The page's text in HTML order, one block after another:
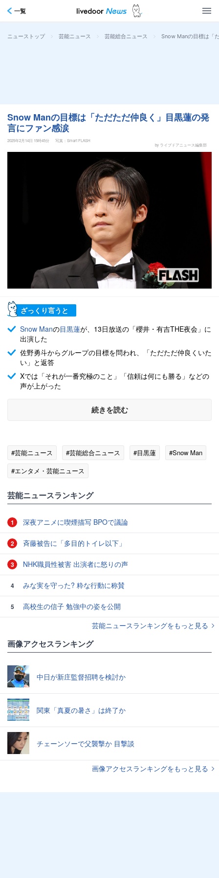
一覧
ニューストップ > 芸能ニュース > 芸能総合ニュース > Snow Manの目標は「
Snow Manの目標は「ただただ仲良く」目黒蓮の発
言にファン感涙
2025年2月14日 15時45分
写真：Smart FLASH
by ライブドアニュース編集部
ざっくり言うと
Snow Manの目黒蓮が、13日放送の「櫻井・有吉THE夜会」に
出演した
佐野勇斗からグループの目標を問われ、「ただただ仲良くいた
い」と返答
Xでは「それが一番究極のこと」「信頼は何にも勝る」などの
声が上がった
続きを読む
#芸能ニュース #芸能総合ニュース #目黒蓮
#Snow Man
#エンタメ・芸能ニュース
芸能ニュースランキング
1 深夜アニメに喫煙描写 BPOで議論
2 斉藤被告に「多目的トイレ以下」
3 NHK職員性被害 出演者に怒りの声
4 みな実を守った? 粋な行動に称賛
5
高校生の信子 勉強中の姿を公開
芸能ニュースランキングをもっと見る
画像アクセスランキング
中日が新庄監督招聘を検討か
関東「真夏の暑さ」は終了か
チェーンソーで父襲撃か 目撃談
画像アクセスランキングをもっと見る